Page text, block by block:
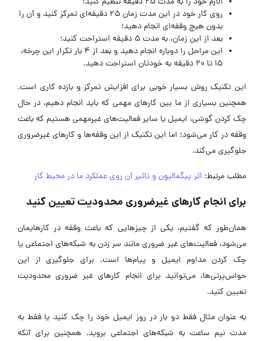
روی کار خود در این مدت زمان 25 دقیقه‌ای تمرکز کنید و آن را
بدون هیچ وقفه‌ای انجام دهید؛
بعد از این زمان، به مدت 5 دقیقه استراحت کنید؛
این مراحل را دوباره انجام دهید و بعد از 4 بار تکرار این چرخه،
15 تا 20 دقیقه به خودتان استراحت دهید.
این تکنیک روش بسیار خوبی برای افزایش تمرکز و بازده کاری است.
همچنین بسیاری از ما بین کارهای مهمی که باید انجام دهیم، در حال
چک کردن گوشی، ایمیل یا سایر فعالیت‌های غیرمهمی هستیم که باعث
وقفه در کار می‌شود؛ اما این تکنیک از این وقفه‌ها و کارهای غیرضروری
جلوگیری می‌کند.
مطلب مرتبط: اثر پیگمالیون و تاثیر آن روی عملکرد ما در محیط کار
برای انجام کارهای غیرضروری محدودیت تعیین کنید
همان‌طور که گفتیم، یکی از چیزهایی که باعث وقفه در کارهایمان
می‌شود، فعالیت‌های غیر ضروری مانند سر زدن به شبکه‌های اجتماعی یا
چک کردن مداوم ایمیل و پیام‌ها است. برای جلوگیری از این
حواس‌پرتی‌ها، می‌توانید برای انجام کارهای غیر ضروری محدودیت
تعیین کنید.
به عنوان مثال فقط دو بار در روز ایمیل خود را چک کنید یا فقط به
مدت نیم ساعت به شبکه‌های اجتماعی بروید. همچنین برای آنکه